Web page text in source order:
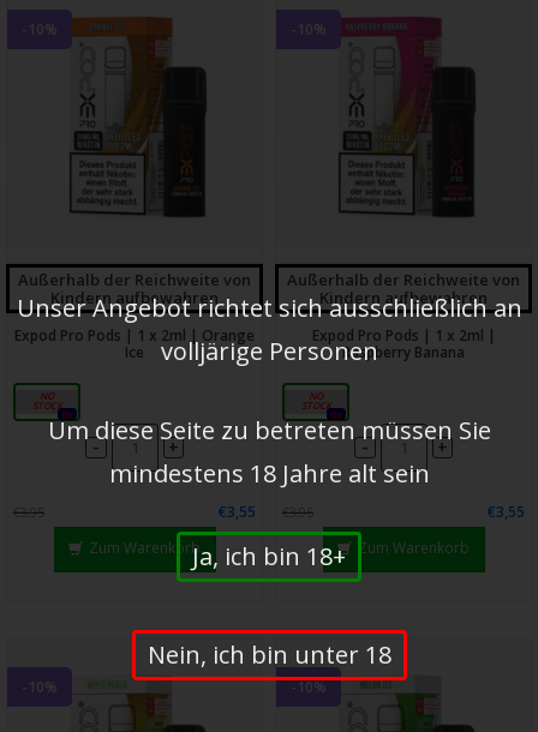
-10%
Außerhalb der Reichweite von
Kindern aufbewahren
Expod Pro Pods | 1 x 2ml | Orange
Ice
20mg
0x
- +
€3,95
€3,55
Zum Warenkorb
-10%
Außerhalb der Reichweite von
Kindern aufbewahren
Expod Pro Pods | 1 x 2ml |
Raspberry Banana
20mg
0x
- +
€3,95
€3,55
Zum Warenkorb
-10% -10%
Unser Angebot richtet sich ausschließlich an
volljärige Personen
Um diese Seite zu betreten müssen Sie
mindestens 18 Jahre alt sein
Ja, ich bin 18+
Nein, ich bin unter 18